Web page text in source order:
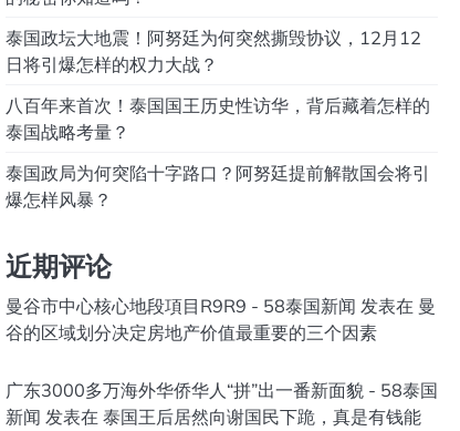
泰国政坛大地震！阿努廷为何突然撕毁协议，12月12
日将引爆怎样的权力大战？
八百年来首次！泰国国王历史性访华，背后藏着怎样的
泰国战略考量？
泰国政局为何突陷十字路口？阿努廷提前解散国会将引
爆怎样风暴？
近期评论
曼谷市中心核心地段項目R9R9 - 58泰国新闻 发表在 曼
谷的区域划分决定房地产价值最重要的三个因素
广东3000多万海外华侨华人“拼”出一番新面貌 - 58泰国
新闻 发表在 泰国王后居然向谢国民下跪，真是有钱能